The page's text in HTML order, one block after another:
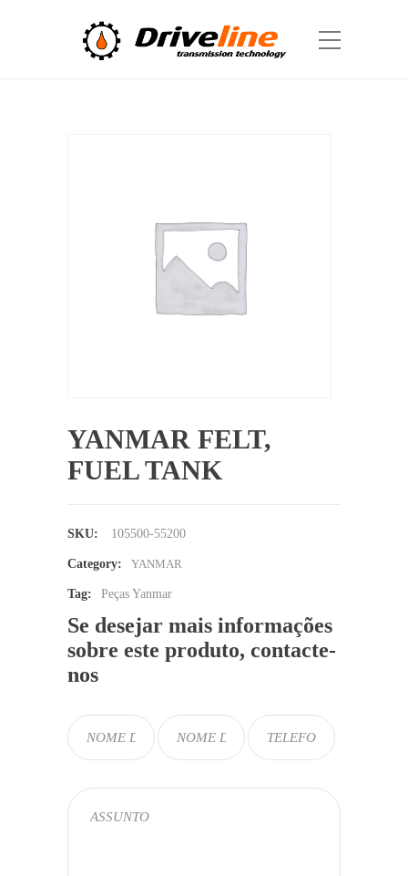
YANMAR FELT,
FUEL TANK
SKU: 105500-55200
Category: YANMAR
Tag: Peças Yanmar
Se desejar mais informações
sobre este produto, contacte-
nos